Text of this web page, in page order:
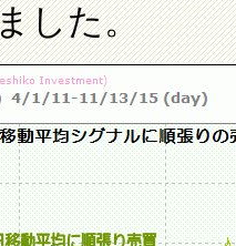
した。